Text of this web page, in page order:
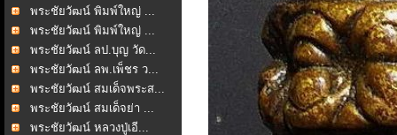
พระชัยวัฒน์ พิมพ์ใหญ่ ...
พระชัยวัฒน์ พิมพ์ใหญ่ ...
พระชัยวัฒน์ ลป.บุญ วัด...
พระชัยวัฒน์ ลพ.เพ็ชร ว...
พระชัยวัฒน์ สมเด็จพระส...
พระชัยวัฒน์ สมเด็จย่า ...
พระชัยวัฒน์ หลวงปู่เอี...